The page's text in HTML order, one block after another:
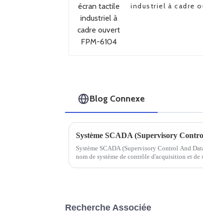
industriel à cadre
Blog Connexe
Système SCADA (Supervisory
Système SCADA (Supervisory Control And
nom de système de contrôle d'acquisition et de
Recherche Associée